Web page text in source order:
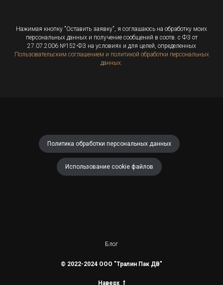
Нажимая кнопку "Оставить заявку", я соглашаюсь на обработку моих
персональных данных и получение сообщений в соотв. с ФЗ от
27.07.2006 №152-ФЗ на условиях и для целей, определенных
Пользовательским соглашением и политикой обработки персональных
данных.
Политика обработки персональных данных
Использование cookie файлов
Блог
© 2022-2024 ООО "Тралин Пак ДВ"
Наверх